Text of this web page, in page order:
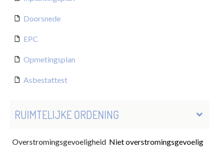
Doorsnede
EPC
Opmetingsplan
Asbestattest
RUIMTELIJKE ORDENING
Overstromingsgevoeligheid Niet overstromingsgevoelig